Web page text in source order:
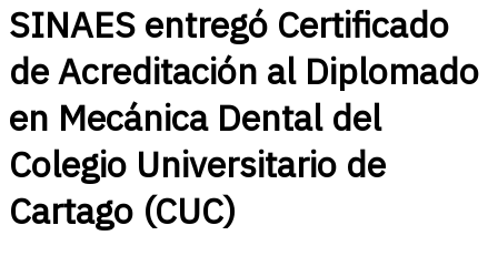
SINAES entregó Certificado
de Acreditación al Diplomado
en Mecánica Dental del
Colegio Universitario de
Cartago (CUC)